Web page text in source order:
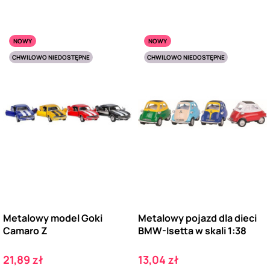
NOWY
CHWILOWO NIEDOSTĘPNE
Metalowy model Goki
Camaro Z
Cena
21,89 zł
NOWY
CHWILOWO NIEDOSTĘPNE
Metalowy pojazd dla dieci
BMW-Isetta w skali 1:38
Cena
13,04 zł